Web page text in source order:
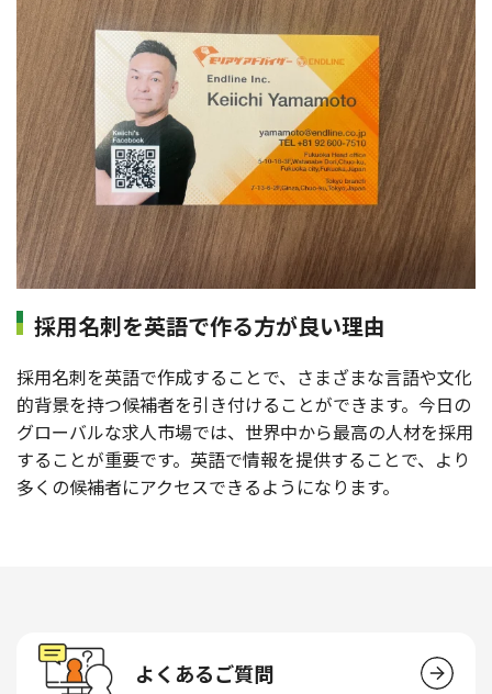
採用名刺を英語で作る方が良い理由
採用名刺を英語で作成することで、さまざまな言語や文化
的背景を持つ候補者を引き付けることができます。今日の
グローバルな求人市場では、世界中から最高の人材を採用
することが重要です。英語で情報を提供することで、より
多くの候補者にアクセスできるようになります。
よくあるご質問